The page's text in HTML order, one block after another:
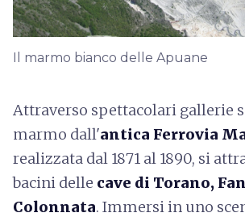
Il marmo bianco delle Apuane
Attraverso spettacolari gallerie
marmo dall'antica Ferrovia
realizzata dal 1871 al 1890, si
bacini delle cave di Torano,
Colonnata. Immersi in uno